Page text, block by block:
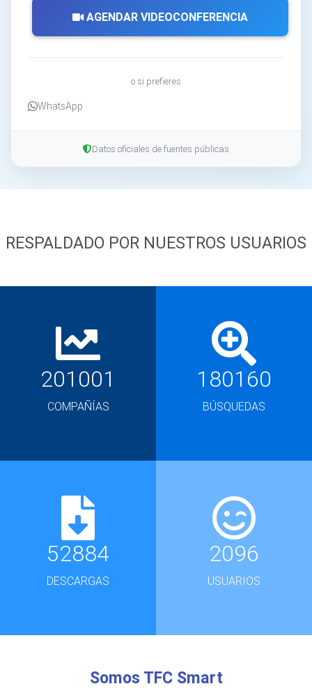
AGENDAR VIDEOCONFERENCIA
o si prefieres
WhatsApp
Datos oficiales de fuentes públicas
RESPALDADO POR NUESTROS USUARIOS
201001
COMPAÑÍAS
180160
BÚSQUEDAS
52884
DESCARGAS
2096
USUARIOS
Somos TFC Smart